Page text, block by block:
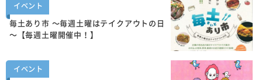
イベント
毎土あり市 ～毎週土曜はテイクアウトの日
～【毎週土曜開催中！】
イベント